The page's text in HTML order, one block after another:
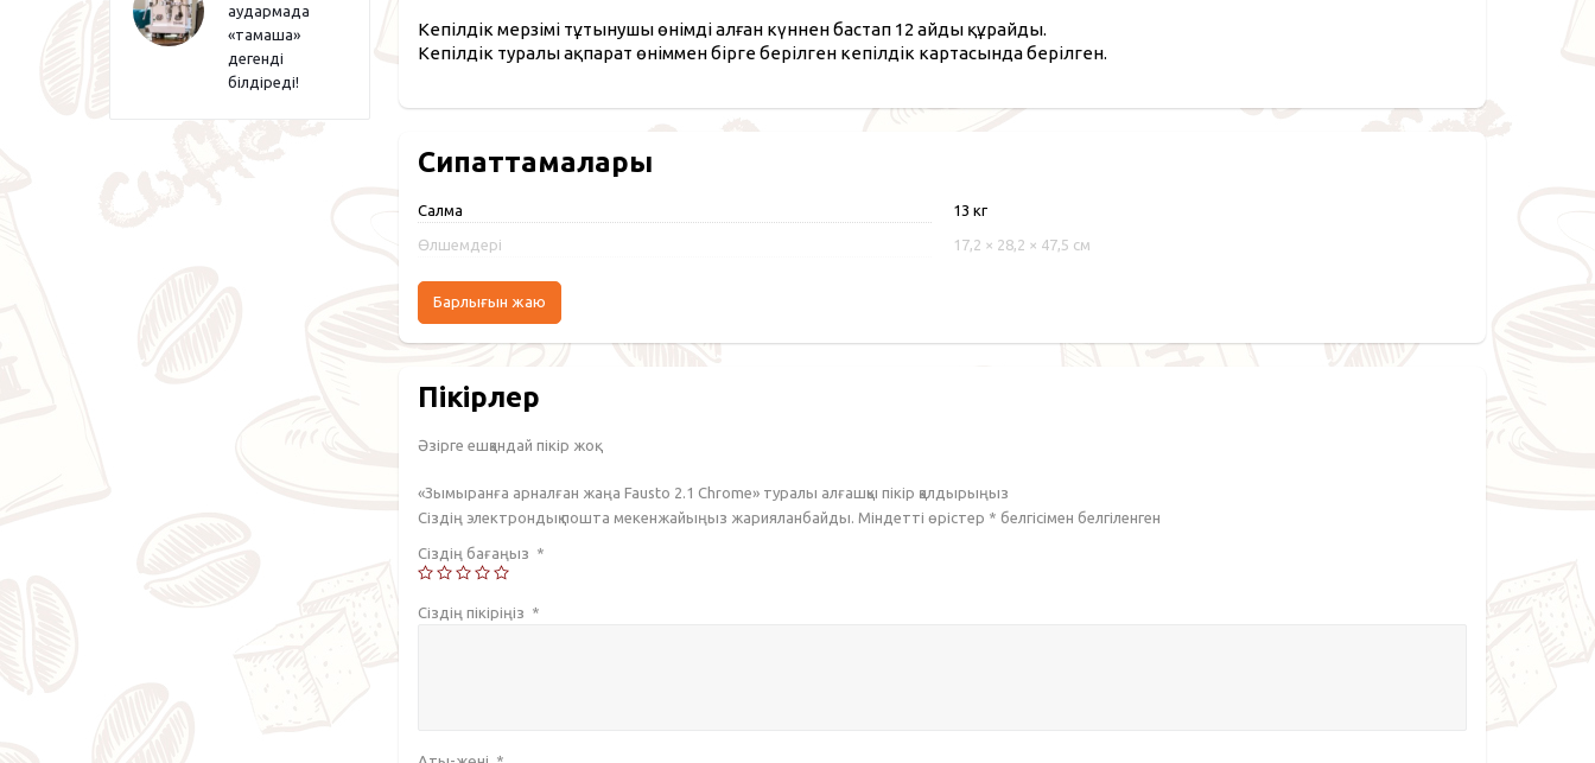
аудармада
«тамаша»
дегенді
білдіреді!
Кепілдік мерзімі тұтынушы өнімді алған күннен бастап 12 айды құрайды.
Кепілдік туралы ақпарат өніммен бірге берілген кепілдік картасында берілген.
Сипаттамалары
Салмақ 13 кг
Өлшемдері 17,2 × 28,2 × 47,5 см
Барлығын жаю
Пікірлер
Әзірге ешқандай пікір жоқ.
«Зымыранға арналған жаңа Fausto 2.1 Chrome» туралы алғашқы пікір қалдырыңыз
Сіздің электрондық пошта мекенжайыңыз жарияланбайды. Міндетті өрістер * белгісімен белгіленген
Сіздің бағаңыз *
Сіздің пікіріңіз *